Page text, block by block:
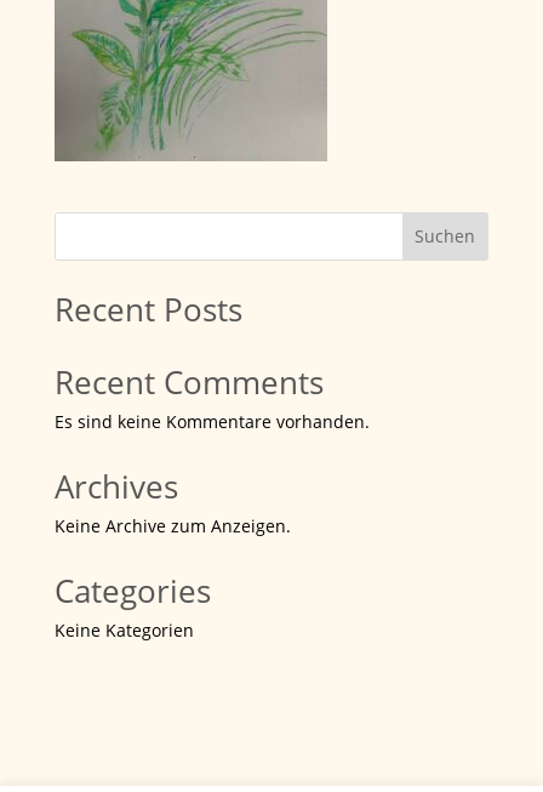
Suchen
Recent Posts
Recent Comments
Es sind keine Kommentare vorhanden.
Archives
Keine Archive zum Anzeigen.
Categories
Keine Kategorien